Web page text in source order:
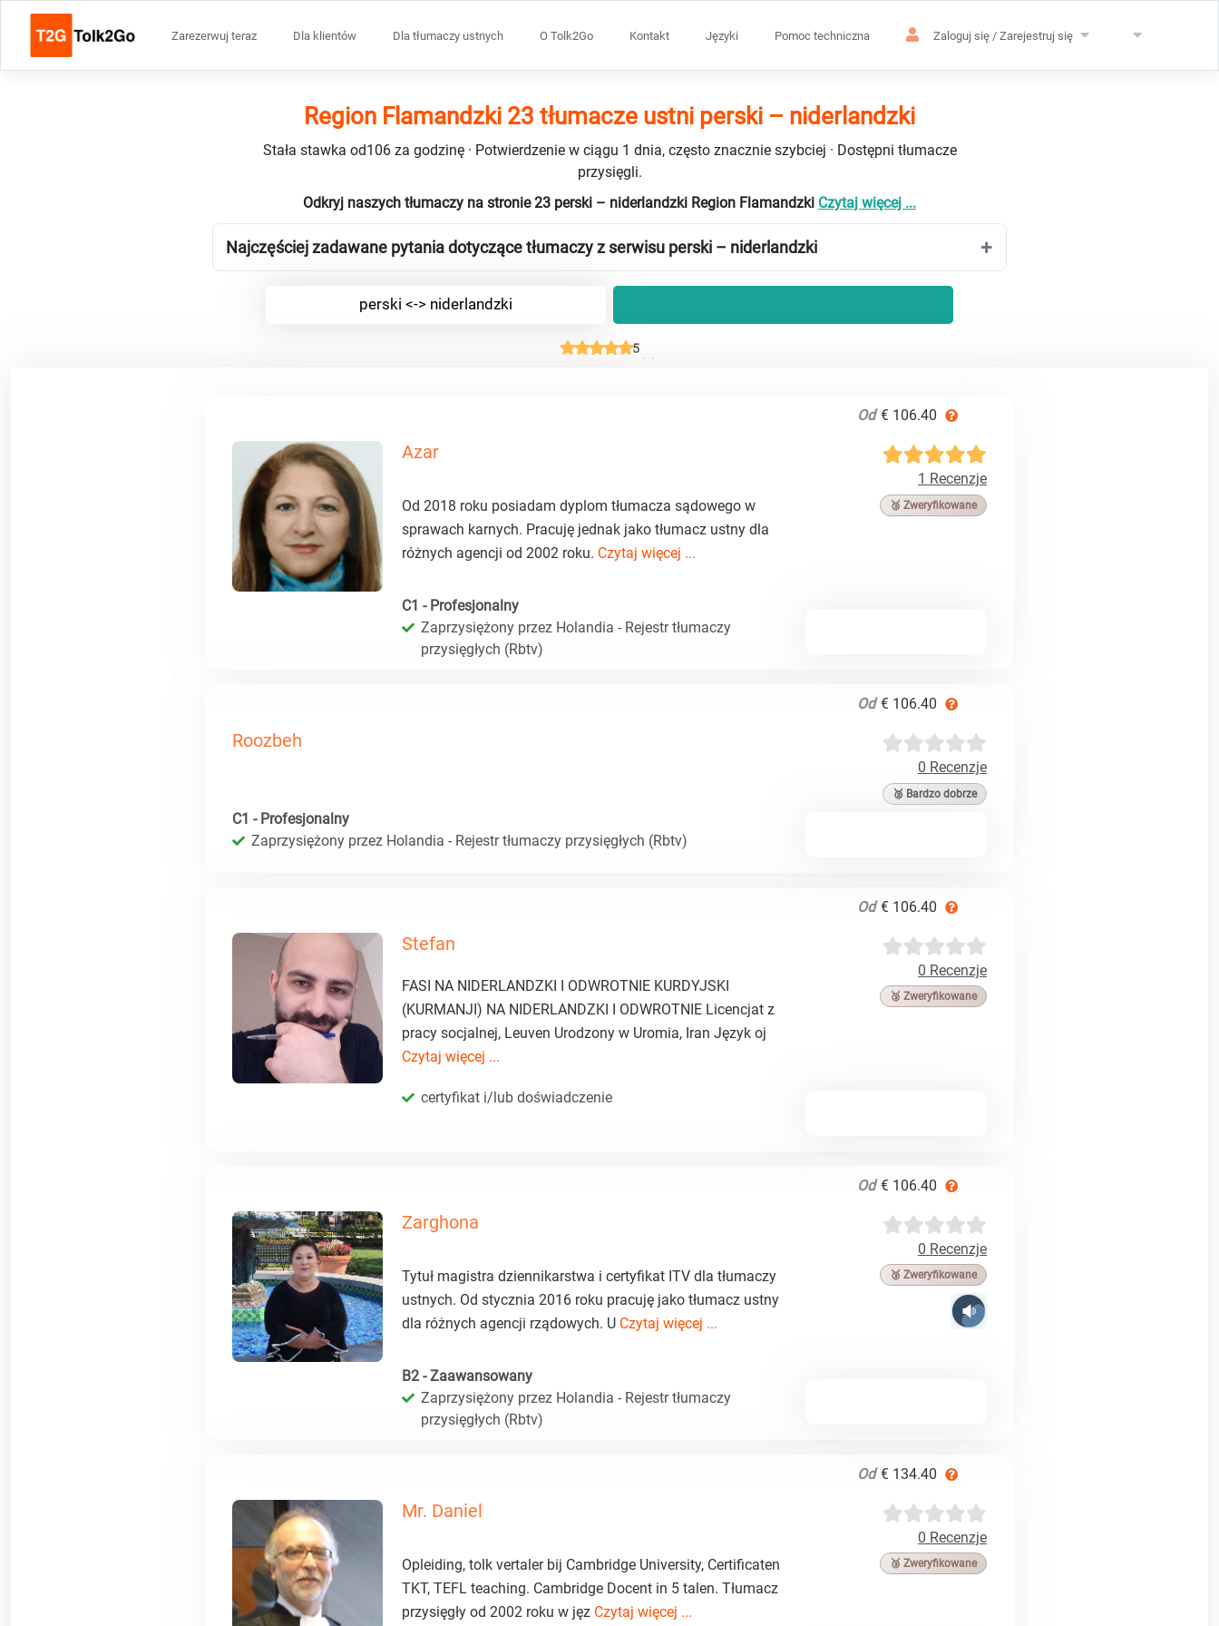
Zarezerwuj teraz Dla klientów Dla tłumaczy ustnych O Tolk2Go Kontakt Języki Pomoc techniczna Zaloguj się / Zarejestruj się
Region Flamandzki 23 tłumacze ustni perski – niderlandzki
Stała stawka od106 za godzinę · Potwierdzenie w ciągu 1 dnia, często znacznie szybciej · Dostępni tłumacze
przysięgli.
Odkryj naszych tłumaczy na stronie 23 perski – niderlandzki Region Flamandzki Czytaj więcej ...
Najczęściej zadawane pytania dotyczące tłumaczy z serwisu perski – niderlandzki
perski <-> niderlandzki
5
Od€ 106.40
Azar
1 Recenzje
🥉 Zweryfikowane
Od 2018 roku posiadam dyplom tłumacza sądowego w
sprawach karnych. Pracuję jednak jako tłumacz ustny dla
różnych agencji od 2002 roku. Czytaj więcej ...
C1 - Profesjonalny
Zaprzysiężony przez Holandia - Rejestr tłumaczy
przysięgłych (Rbtv)
Od€ 106.40
Roozbeh
0 Recenzje
🥈 Bardzo dobrze
C1 - Profesjonalny
Zaprzysiężony przez Holandia - Rejestr tłumaczy przysięgłych (Rbtv)
Od€ 106.40
Stefan
0 Recenzje
🥉 Zweryfikowane
FASI NA NIDERLANDZKI I ODWROTNIE KURDYJSKI
(KURMANJI) NA NIDERLANDZKI I ODWROTNIE Licencjat z
pracy socjalnej, Leuven Urodzony w Uromia, Iran Język oj
Czytaj więcej ...
certyfikat i/lub doświadczenie
Od€ 106.40
Zarghona
0 Recenzje
🥉 Zweryfikowane
Tytuł magistra dziennikarstwa i certyfikat ITV dla tłumaczy
ustnych. Od stycznia 2016 roku pracuję jako tłumacz ustny
dla różnych agencji rządowych. U Czytaj więcej ...
B2 - Zaawansowany
Zaprzysiężony przez Holandia - Rejestr tłumaczy
przysięgłych (Rbtv)
Od€ 134.40
Mr. Daniel
0 Recenzje
🥉 Zweryfikowane
Opleiding, tolk vertaler bij Cambridge University, Certificaten
TKT, TEFL teaching. Cambridge Docent in 5 talen. Tłumacz
przysięgły od 2002 roku w jęz Czytaj więcej ...